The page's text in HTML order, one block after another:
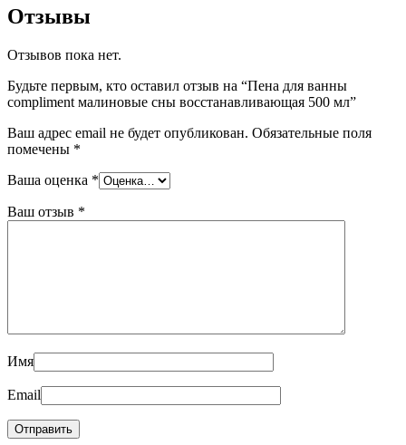
Отзывы
Отзывов пока нет.
Будьте первым, кто оставил отзыв на “Пена для ванны
compliment малиновые сны восстанавливающая 500 мл”
Ваш адрес email не будет опубликован. Обязательные поля
помечены *
Ваша оценка *
Ваш отзыв *
Имя
Email